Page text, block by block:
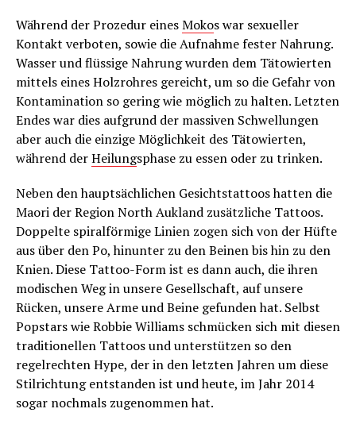
Während der Prozedur einesMokos war sexueller
Kontakt verboten, sowie die Aufnahme fester Nahrung.
Wasser und flüssige Nahrung wurden dem Tätowierten
mittels eines Holzrohres gereicht, um so die Gefahr von
Kontamination so gering wie möglich zu halten. Letzten
Endes war dies aufgrund der massiven Schwellungen
aber auch die einzige Möglichkeit des Tätowierten,
während derHeilungsphase zu essen oder zu trinken.
Neben den hauptsächlichen Gesichtstattoos hatten die
Maori der Region North Aukland zusätzliche Tattoos.
Doppelte spiralförmige Linien zogen sich von der Hüfte
aus über den Po, hinunter zu den Beinen bis hin zu den
Knien. Diese Tattoo-Form ist es dann auch, die ihren
modischen Weg in unsere Gesellschaft, auf unsere
Rücken, unsere Arme und Beine gefunden hat. Selbst
Popstars wie Robbie Williams schmücken sich mit diesen
traditionellen Tattoos und unterstützen so den
regelrechten Hype, der in den letzten Jahren um diese
Stilrichtung entstanden ist und heute, im Jahr 2014
sogar nochmals zugenommen hat.